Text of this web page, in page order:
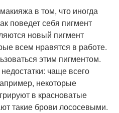
в том, что иногда
поведет себя пигмент
новый пигмент
всем нравятся в работе.
этим пигментом.
чаще всего
некоторые
в красноватые
такие брови лососевыми.